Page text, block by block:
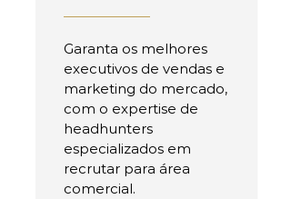
Garanta os melhores
executivos de vendas e
marketing do mercado,
com o expertise de
headhunters
especializados em
recrutar para área
comercial.